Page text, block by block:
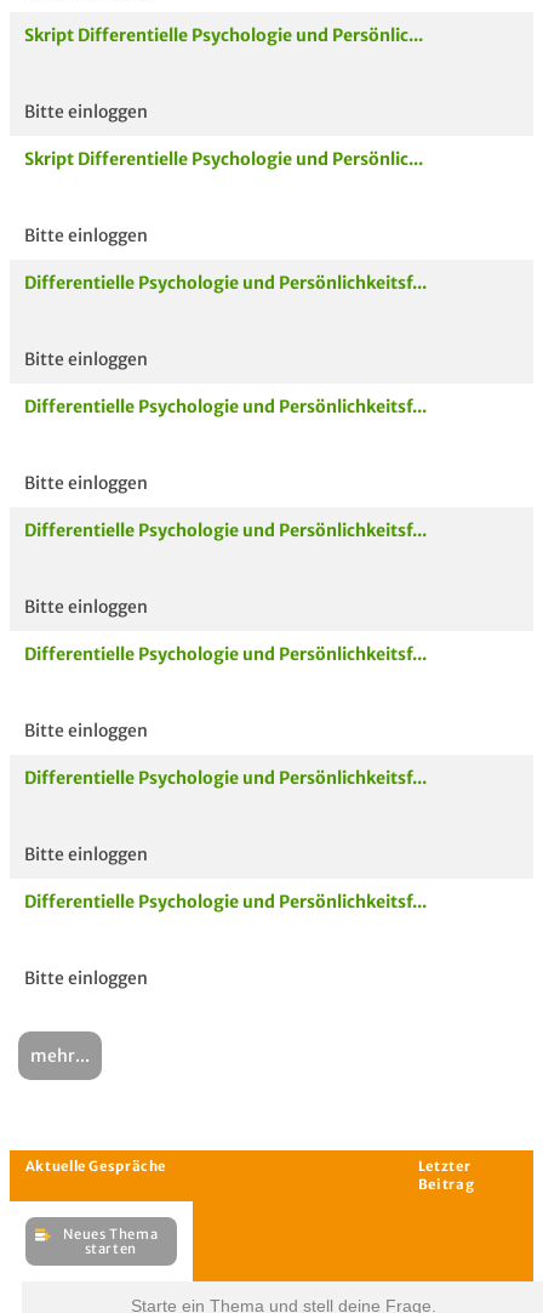
Skript Differentielle Psychologie und Persönlic...
Bitte einloggen
Skript Differentielle Psychologie und Persönlic...
Bitte einloggen
Differentielle Psychologie und Persönlichkeitsf...
Bitte einloggen
Differentielle Psychologie und Persönlichkeitsf...
Bitte einloggen
Differentielle Psychologie und Persönlichkeitsf...
Bitte einloggen
Differentielle Psychologie und Persönlichkeitsf...
Bitte einloggen
Differentielle Psychologie und Persönlichkeitsf...
Bitte einloggen
Differentielle Psychologie und Persönlichkeitsf...
Bitte einloggen
mehr...
Starte ein Thema und stell deine Frage.